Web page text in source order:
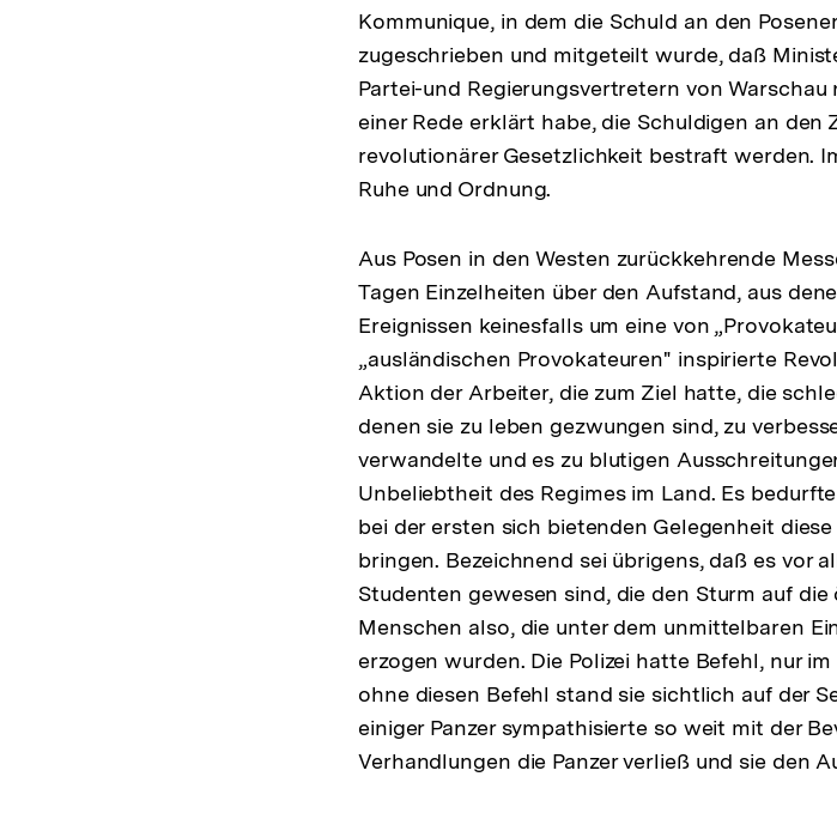
Kommunique, in dem die Schuld an den
zugeschrieben und mitgeteilt wurde, daß
Partei-und Regierungsvertretern von
einer Rede erklärt habe, die Schuldigen an
revolutionärer Gesetzlichkeit bestraft werden.
Ruhe und Ordnung.
Aus Posen in den Westen zurückkehrende
Tagen Einzelheiten über den Aufstand, aus
Ereignissen keinesfalls um eine von
„ausländischen Provokateuren" inspirierte
Aktion der Arbeiter, die zum Ziel hatte, die
denen sie zu leben gezwungen sind, zu
verwandelte und es zu blutigen
Unbeliebtheit des Regimes im Land. Es
bei der ersten sich bietenden Gelegenheit
bringen. Bezeichnend sei übrigens, daß es vor
Studenten gewesen sind, die den Sturm auf
Menschen also, die unter dem unmittelbaren
erzogen wurden. Die Polizei hatte Befehl, nur
ohne diesen Befehl stand sie sichtlich auf der
einiger Panzer sympathisierte so weit mit der
Verhandlungen die Panzer verließ und sie den